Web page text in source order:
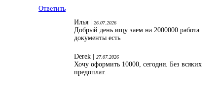
Ответить
Илья | 26.07.2026
Добрый день ищу заем на 2000000 работа
документы есть
Derek | 27.07.2026
Хочу оформить 10000, сегодня. Без всяких
предоплат.